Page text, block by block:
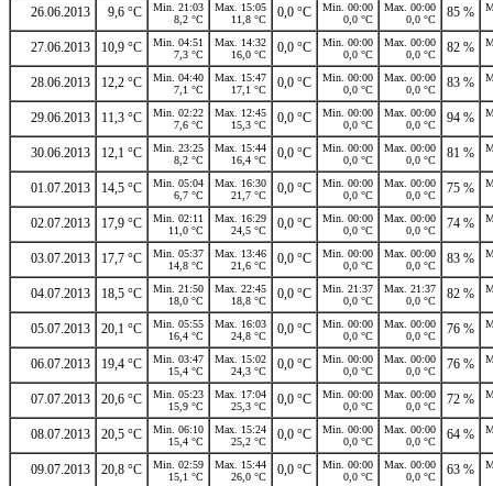
26.06.2013 9,6 °C
Min. 21:03
8,2 °C
Max. 15:05
11,8 °C
0,0 °C
Min. 00:00
0,0 °C
Max. 00:00
0,0 °C
85 %
27.06.2013 10,9 °C
Min. 04:51
7,3 °C
Max. 14:32
16,0 °C
0,0 °C
Min. 00:00
0,0 °C
Max. 00:00
0,0 °C
82 %
28.06.2013 12,2 °C
Min. 04:40
7,1 °C
Max. 15:47
17,1 °C
0,0 °C
Min. 00:00
0,0 °C
Max. 00:00
0,0 °C
83 %
29.06.2013 11,3 °C
Min. 02:22
7,6 °C
Max. 12:45
15,3 °C
0,0 °C
Min. 00:00
0,0 °C
Max. 00:00
0,0 °C
94 %
30.06.2013 12,1 °C
Min. 23:25
8,2 °C
Max. 15:44
16,4 °C
0,0 °C
Min. 00:00
0,0 °C
Max. 00:00
0,0 °C
81 %
01.07.2013 14,5 °C
Min. 05:04
6,7 °C
Max. 16:30
21,7 °C
0,0 °C
Min. 00:00
0,0 °C
Max. 00:00
0,0 °C
75 %
02.07.2013 17,9 °C
Min. 02:11
11,0 °C
Max. 16:29
24,5 °C
0,0 °C
Min. 00:00
0,0 °C
Max. 00:00
0,0 °C
74 %
03.07.2013 17,7 °C
Min. 05:37
14,8 °C
Max. 13:46
21,6 °C
0,0 °C
Min. 00:00
0,0 °C
Max. 00:00
0,0 °C
83 %
04.07.2013 18,5 °C
Min. 21:50
18,0 °C
Max. 22:45
18,8 °C
0,0 °C
Min. 21:37
0,0 °C
Max. 21:37
0,0 °C
82 %
05.07.2013 20,1 °C
Min. 05:55
16,4 °C
Max. 16:03
24,8 °C
0,0 °C
Min. 00:00
0,0 °C
Max. 00:00
0,0 °C
76 %
06.07.2013 19,4 °C
Min. 03:47
15,4 °C
Max. 15:02
24,3 °C
0,0 °C
Min. 00:00
0,0 °C
Max. 00:00
0,0 °C
76 %
07.07.2013 20,6 °C
Min. 05:23
15,9 °C
Max. 17:04
25,3 °C
0,0 °C
Min. 00:00
0,0 °C
Max. 00:00
0,0 °C
72 %
08.07.2013 20,5 °C
Min. 06:10
15,4 °C
Max. 15:24
25,2 °C
0,0 °C
Min. 00:00
0,0 °C
Max. 00:00
0,0 °C
64 %
09.07.2013 20,8 °C
Min. 02:59
15,1 °C
Max. 15:44
26,0 °C
0,0 °C
Min. 00:00
0,0 °C
Max. 00:00
0,0 °C
63 %